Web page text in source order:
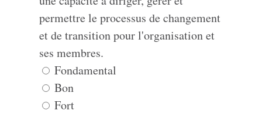
permettre le processus de changement
et de transition pour l'organisation et
ses membres.
Fondamental
Bon
Fort